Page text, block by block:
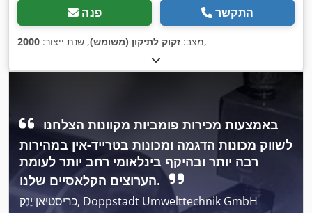
פנה התקשר
מצב: זקוק לתיקון (משומש), שנת ייצור: 2000 ,
לשווק מכונות הדגמה ומכונות בטרייד-אין במהירות
רבה יותר ובהיקף בינלאומי רחב יותר לעומת
הערוצים הקלאסיים שלנו.
כריסטיאן יֶנְק, Doppstadt Umwelttechnik GmbH